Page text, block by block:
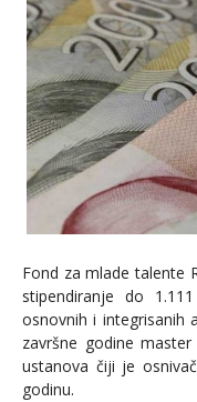
Fond za mlade talente
stipendiranje do
osnovnih i integrisanih
završne godine
ustanova čiji je
godinu.